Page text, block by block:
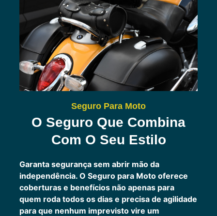
Seguro Para Moto
O Seguro Que Combina
Com O Seu Estilo
Garanta segurança sem abrir mão da
independência. O Seguro para Moto oferece
coberturas e benefícios não apenas para
quem roda todos os dias e precisa de agilidade
para que nenhum imprevisto vire um